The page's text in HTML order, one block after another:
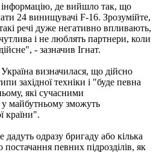
де вийшло так, що
24 винищувачі F-16. Зрозумійте,
речі дуже негативно впливають,
і не люблять партнери, коли
- зазначив Ігнат.
визначилася, що дійсно
західної техніки і "буде певна
які сучасними
у майбутньому зможуть
країни".
одразу бригаду або кілька
певних підрозділів, як